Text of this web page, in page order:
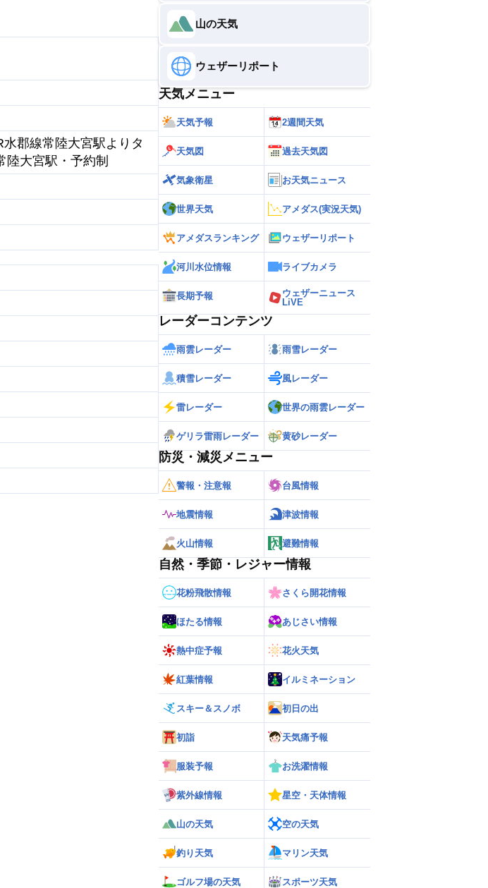
郡線常陸大宮駅よりタ
陸大宮駅・予約制
山の天気
ウェザーリポート
天気メニュー
天気予報 2週間天気
天気図 過去天気図
気象衛星 お天気ニュース
世界天気 アメダス(実況天気)
アメダスランキング ウェザーリポート
河川水位情報 ライブカメラ
長期予報
ウェザーニュース
LiVE
レーダーコンテンツ
雨雲レーダー 雨雪レーダー
積雪レーダー 風レーダー
雷レーダー 世界の雨雲レーダー
ゲリラ雷雨レーダー 黄砂レーダー
防災・減災メニュー
警報・注意報 台風情報
地震情報 津波情報
火山情報 避難情報
自然・季節・レジャー情報
花粉飛散情報 さくら開花情報
ほたる情報 あじさい情報
熱中症予報 花火天気
紅葉情報 イルミネーション
スキー＆スノボ 初日の出
初詣 天気痛予報
服装予報 お洗濯情報
紫外線情報 星空・天体情報
山の天気 空の天気
釣り天気 マリン天気
ゴルフ場の天気 スポーツ天気